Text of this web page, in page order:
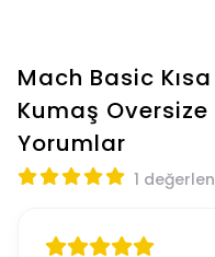
Mach Basic
Kumaş
Yorumlar
1